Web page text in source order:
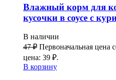
Влажный корм для
кусочки в соусе с
В наличии
47₽ Первоначальная цена
цена: 39 ₽.
В корзину